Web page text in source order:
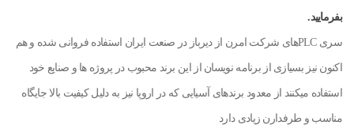
بفرمایید.
سری PLCهای شرکت امرن از دیرباز در صنعت ایران استفاده فروانی شده و هم
اکنون نیز بسیازی از برنامه نویسان از این برند محبوب در پروژه ها و صنایع خود
استفاده میکنند از معدود برندهای آسیایی که در اروپا نیز به دلیل کیفیت بالا جایگاه
مناسب و طرفدارن زیادی دارد